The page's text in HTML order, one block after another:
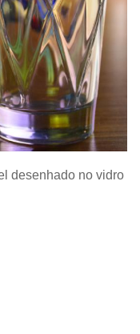
de
desenhado no vidro